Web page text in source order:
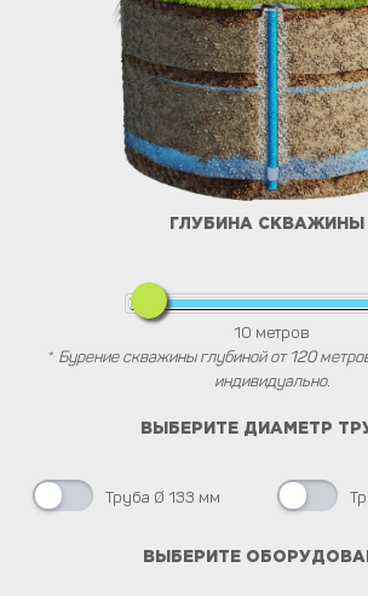
ГЛУБИНА СКВАЖИНЫ
10 метров
* Бурение скважины глубиной от 120
индивидуально.
ВЫБЕРИТЕ ДИАМЕТР
Труба Ø 133 мм
ВЫБЕРИТЕ